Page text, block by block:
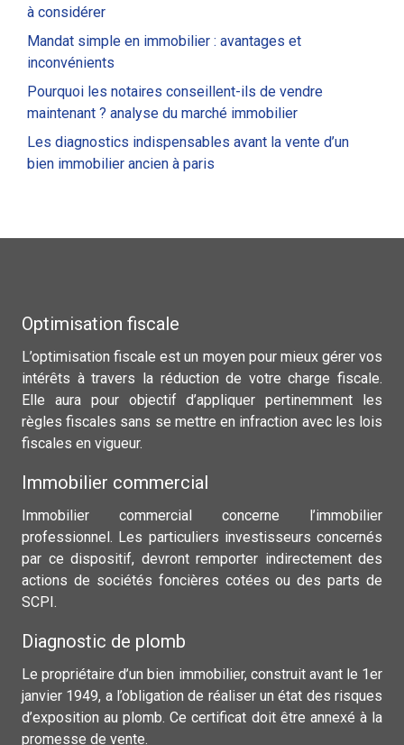
à considérer
Mandat simple en immobilier : avantages et
inconvénients
Pourquoi les notaires conseillent-ils de vendre
maintenant ? analyse du marché immobilier
Les diagnostics indispensables avant la vente d’un
bien immobilier ancien à paris
Optimisation fiscale
L’optimisation fiscale est un moyen pour mieux gérer vos
intérêts à travers la réduction de votre charge fiscale.
Elle aura pour objectif d’appliquer pertinemment les
règles fiscales sans se mettre en infraction avec les lois
fiscales en vigueur.
Immobilier commercial
Immobilier commercial concerne l’immobilier
professionnel. Les particuliers investisseurs concernés
par ce dispositif, devront remporter indirectement des
actions de sociétés foncières cotées ou des parts de
SCPI.
Diagnostic de plomb
Le propriétaire d’un bien immobilier, construit avant le 1er
janvier 1949, a l’obligation de réaliser un état des risques
d’exposition au plomb. Ce certificat doit être annexé à la
promesse de vente.